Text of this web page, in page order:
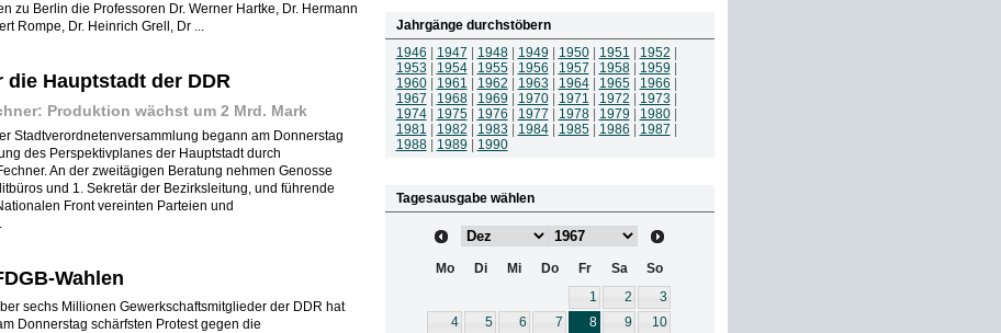
zu Berlin die Professoren Dr. Werner Hartke, Dr. Hermann
Rompe, Dr. Heinrich Grell, Dr ...
Hauptstadt der DDR
Produktion wächst um 2 Mrd. Mark
Stadtverordnetenversammlung begann am Donnerstag
des Perspektivplanes der Hauptstadt durch
An der zweitägigen Beratung nehmen Genosse
und 1. Sekretär der Bezirksleitung, und führende
Front vereinten Parteien und
Wahlen
sechs Millionen Gewerkschaftsmitglieder der DDR hat
Donnerstag schärfsten Protest gegen die
Jahrgänge durchstöbern
1946
1947 1948| 1949 1950| 1951 1952
1953
1954| 1955| 1956 1957 1958| 1959
1960| 1961 1962 1963 1964| 1965| 1966
1967
1968| 1969 1970| 1971 1972 1973
1974| 1975| 1976 1977 1978| 1979 1980|
1981
1982 1983 1984| 1985| 1986 1987
1988| 1989 1990
Tagesausgabe wählen
Mo Di Mi Do Fr Sa
So
1
2
3
4
5 6 7 8 9
10